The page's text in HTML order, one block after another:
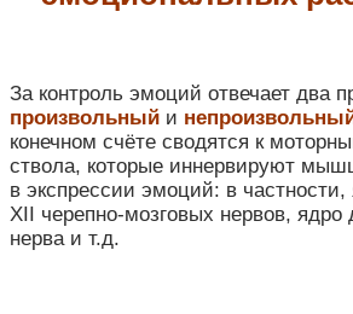
За контроль эмоций отвечает два
произвольный и
конечном счёте сводятся к
ствола, которые иннервируют
в экспрессии эмоций: в
XII черепно-мозговых нервов, ядро
нерва и т.д.